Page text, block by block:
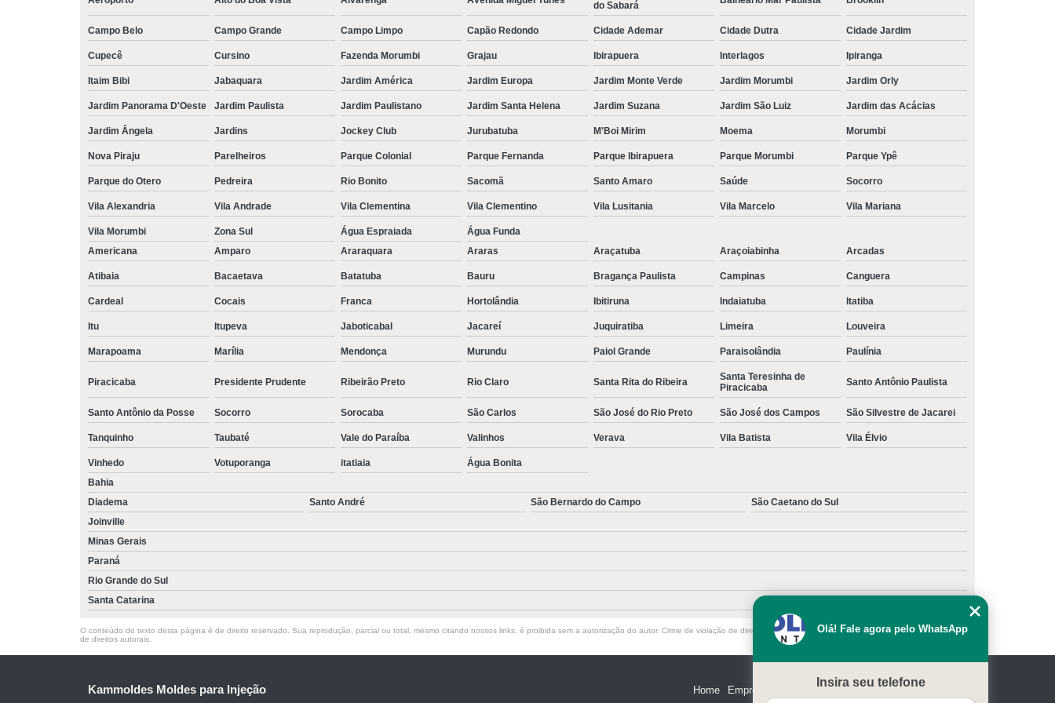
do Sabará
Campo Belo Campo Grande Campo Limpo Capão Redondo Cidade Ademar Cidade Dutra Cidade Jardim
Cupecê Cursino Fazenda Morumbi Grajau Ibirapuera Interlagos Ipiranga
Itaim Bibi Jabaquara Jardim América Jardim Europa Jardim Monte Verde Jardim Morumbi Jardim Orly
Jardim Panorama D'Oeste Jardim Paulista Jardim Paulistano Jardim Santa Helena Jardim Suzana Jardim São Luiz Jardim das Acácias
Jardim Ângela Jardins Jockey Club Jurubatuba M'Boi Mirim Moema Morumbi
Nova Piraju Parelheiros Parque Colonial Parque Fernanda Parque Ibirapuera Parque Morumbi Parque Ypê
Parque do Otero Pedreira Rio Bonito Sacomã Santo Amaro Saúde Socorro
Vila Alexandria Vila Andrade Vila Clementina Vila Clementino Vila Lusitania Vila Marcelo Vila Mariana
Vila Morumbi Zona Sul Água Espraiada
Água Funda
Americana
Amparo Araraquara Araras Araçatuba Araçoiabinha Arcadas
Atibaia Bacaetava Batatuba Bauru Bragança Paulista Campinas Canguera
Cardeal Cocais Franca Hortolândia Ibitiruna Indaiatuba Itatiba
Itu Itupeva Jaboticabal Jacareí Juquiratiba Limeira Louveira
Marapoama Marília Mendonça Murundu Paiol Grande Paraisolândia Paulínia
Piracicaba Presidente Prudente Ribeirão Preto Rio Claro Santa Rita do Ribeira
Santa Teresinha de
Piracicaba
Santo Antônio Paulista
Santo Antônio da Posse Socorro Sorocaba São Carlos São José do Rio Preto São José dos Campos São Silvestre de Jacarei
Tanquinho Taubaté Vale do Paraíba Valinhos Verava Vila Batista Vila Élvio
Vinhedo Votuporanga itatiaia
Água Bonita
Bahia
Diadema
Santo André São Bernardo do Campo
São Caetano do Sul
Joinville
Minas Gerais
Paraná
Rio Grande do Sul
Santa Catarina
O conteúdo do texto desta página é de direito reservado. Sua reprodução, parcial ou total, mesmo citando nossos links, é proibida sem a autorização do autor. Crime de violação de direito autoral – artigo 184 do Código Penal – Lei 9610/98 - Lei
de direitos autorais
Kammoldes Moldes para Injeção Home Empresa Serviços Contato Mapa do site
Olá! Fale agora pelo WhatsApp
Insira seu telefone